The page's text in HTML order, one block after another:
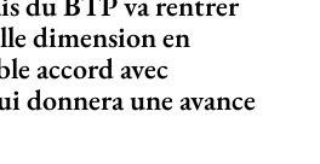
dimension en
accord avec
donnera une avance